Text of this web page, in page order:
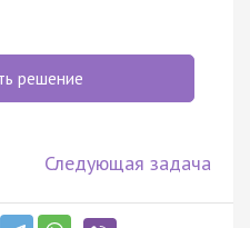
решение
Следующая задача